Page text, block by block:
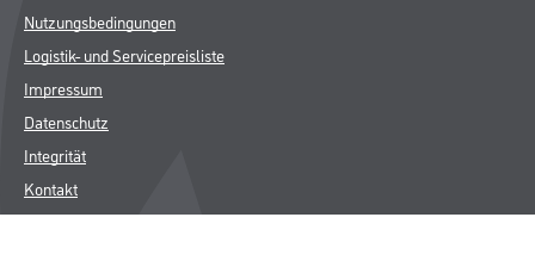
Nutzungsbedingungen
Logistik- und Servicepreisliste
Impressum
Datenschutz
Integrität
Kontakt